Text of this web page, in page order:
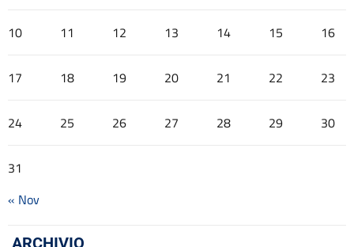
10 11 12 13 14 15 16
17 18 19 20 21 22 23
24 25 26 27 28 29 30
31
« Nov
ARCHIVIO